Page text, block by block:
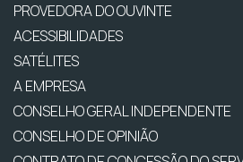
PROVEDORA DO OUVINTE
ACESSIBILIDADES
SATÉLITES
A EMPRESA
CONSELHO GERAL INDEPENDENTE
CONSELHO DE OPINIÃO